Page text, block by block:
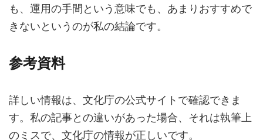
も、運用の手間という意味でも、あまりおすすめで
きないというのが私の結論です。
参考資料
詳しい情報は、文化庁の公式サイトで確認できま
す。私の記事との違いがあった場合、それは執筆上
のミスで、文化庁の情報が正しいです。